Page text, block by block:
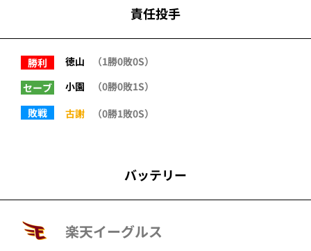
責任投手
勝利 徳山
（1勝0敗0S）
セーブ
小園
（0勝0敗1S）
敗戦
古謝 （0勝1敗0S）
バッテリー
楽天イーグルス